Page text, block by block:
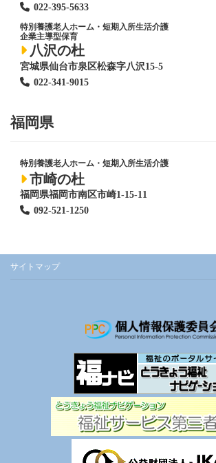
022-395-5633
特別養護老人ホーム ・短期入所生活介護
企業主導型保育
八沢の杜
宮城県仙台市泉区松森字八沢15-5
022-341-9015
福岡県
特別養護老人ホーム ・短期入所生活介護
市崎の杜
福岡県福岡市南区市崎1-15-11
092-521-1250
サイトマップ